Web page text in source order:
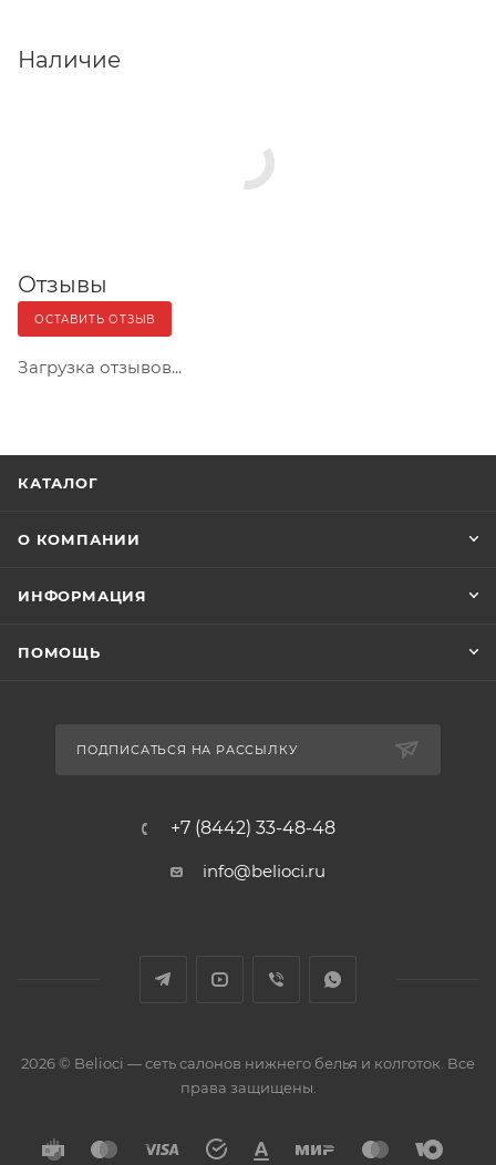
Наличие
Отзывы
ОСТАВИТЬ ОТЗЫВ
Загрузка отзывов...
КАТАЛОГ
О КОМПАНИИ
ИНФОРМАЦИЯ
ПОМОЩЬ
ПОДПИСАТЬСЯ НА РАССЫЛКУ
+7 (8442) 33-48-48
info@belioci.ru
2026 © Belioci — сеть салонов нижнего белья и колготок. Все
права защищены.